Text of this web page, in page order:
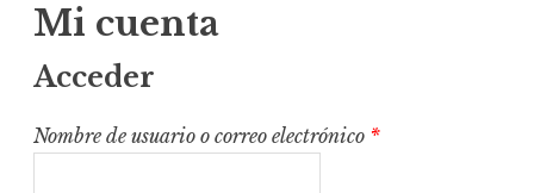
Mi cuenta
Acceder
Nombre de usuario o correo electrónico *Obligatorio